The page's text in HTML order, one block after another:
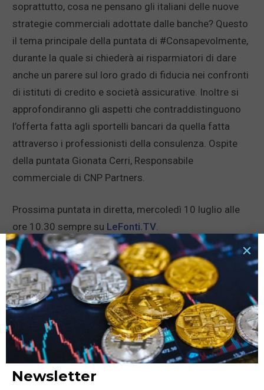
soprattutto, cosa ne pensano gli italiani delle nuove
strategie commerciali adottate dalle banche? Questo
il tema principale della puntata di #Consapevolmente,
durante la quale si chiederà ai risparmiatori di dare
anche un parere sul loro grado di fiducia nei confronti
di istituti di credito e società assicurative. Inoltre si
approfondiranno gli aspetti che contraddistinguono
l’offerta fatta agli sportelli bancari da quella fatta
attraverso i professionisti della consulenza. Ospite
della puntata Gionata Cerri, Responsabile
commerciale di CNP Partners.
Prossima puntata in diretta, mercoledì 10 luglio alle
ore 10.30 sempre su LeFonti.TV.
News correlate...
Newsletter